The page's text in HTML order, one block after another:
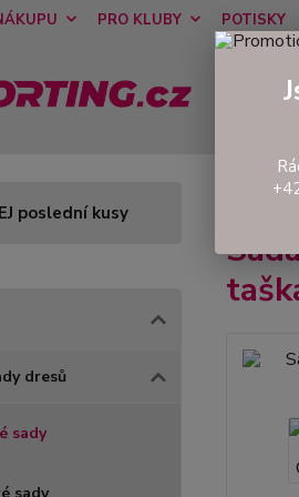
PRO KLUBY POTISKY
poslední kusy
dresů
sady